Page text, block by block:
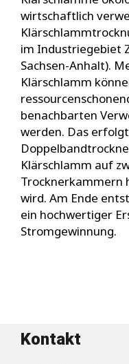
wirtschaftlich
im Industriegebiet
Sachsen-Anhalt).
Klärschlamm
benachbarten
werden. Das
Klärschlamm auf
Trocknerkammern
wird. Am Ende
ein hochwertiger
Stromgewinnung.
Kontakt